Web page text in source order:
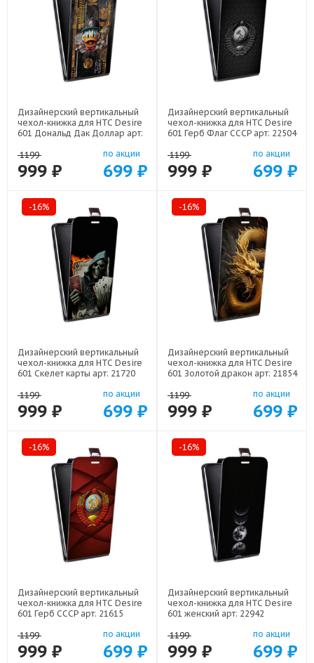
Дизайнерский вертикальный
чехол-книжка для HTC Desire
601 Дональд Дак Доллар арт:
1199
999 ₽
по акции
699 ₽
Дизайнерский вертикальный
чехол-книжка для HTC Desire
601 Герб Флаг СССР арт: 22504
1199
999 ₽
по акции
699 ₽
-16%
Дизайнерский вертикальный
чехол-книжка для HTC Desire
601 Скелет карты арт: 21720
1199
999 ₽
по акции
699 ₽
-16%
Дизайнерский вертикальный
чехол-книжка для HTC Desire
601 Золотой дракон арт: 21854
1199
999 ₽
по акции
699 ₽
-16%
Дизайнерский вертикальный
чехол-книжка для HTC Desire
601 Герб СССР арт: 21615
1199
999 ₽
по акции
699 ₽
-16%
Дизайнерский вертикальный
чехол-книжка для HTC Desire
601 женский арт: 22942
1199
999 ₽
по акции
699 ₽